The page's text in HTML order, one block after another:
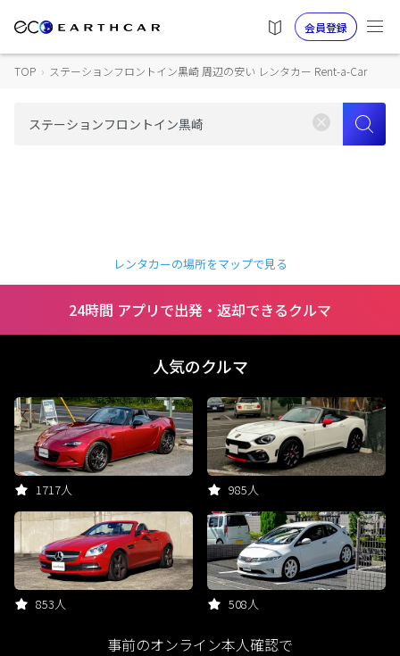
会員登録
TOP › ステーションフロントイン黒崎 周辺の安い レンタカー Rent-a-Car
レンタカーの場所をマップで見る
24時間 アプリで出発・返却できるクルマ
人気のクルマ
1717人 985人
853人 508人
事前のオンライン本人確認で